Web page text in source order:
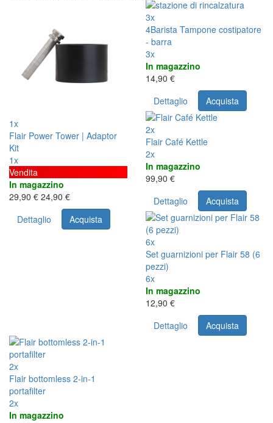
1x
Flair Power Tower | Adaptor
Kit
1x
Vendita
In magazzino
29,90 € 24,90 €
Dettaglio
Acquista
3x
4Barista Tampone costipatore
- barra
3x
In magazzino
14,90 €
Dettaglio
Acquista
2x
Flair Café Kettle
2x
In magazzino
99,90 €
Dettaglio
Acquista
6x
Set guarnizioni per Flair 58 (6
pezzi)
6x
In magazzino
12,90 €
Dettaglio
Acquista
2x
Flair bottomless 2-in-1
portafilter
2x
In magazzino